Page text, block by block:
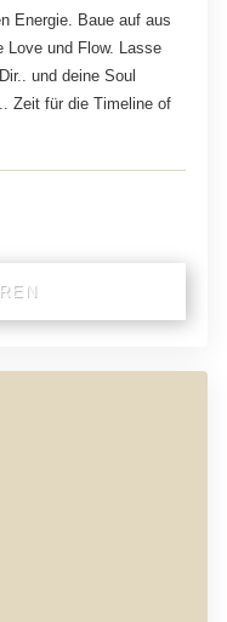
Energie. Baue auf aus
Love und Flow. Lasse
und deine Soul
Zeit für die Timeline of